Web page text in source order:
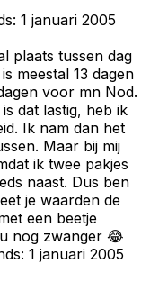
1 januari 2005
plaats tussen dag
meestal 13 dagen
voor mn Nod.
dat lastig, heb ik
Ik nam dan het
Maar bij mij
ik twee pakjes
naast. Dus ben
je waarden de
een beetje
nog zwanger 😂
1 januari 2005